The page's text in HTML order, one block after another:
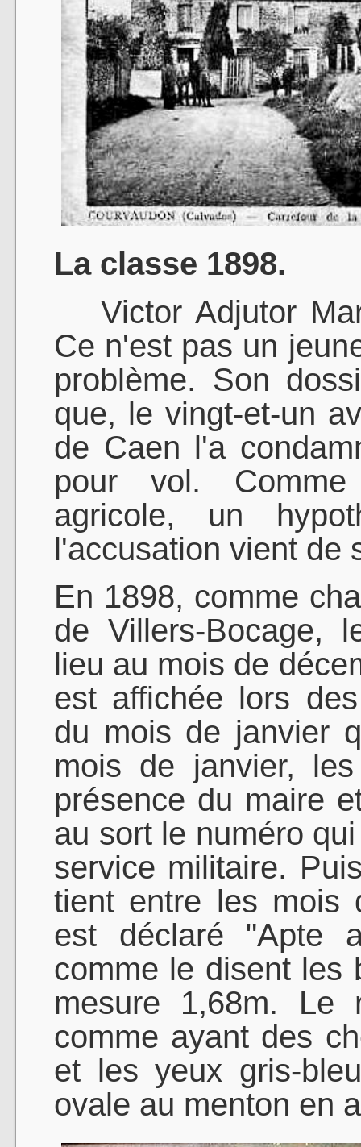
La classe 1898.
Victor Adjutor
Ce n'est pas un
problème. Son
que, le vingt-et-un
de Caen l'a
pour vol.
agricole, un
l'accusation vient de
En 1898, comme
de Villers-Bocage,
lieu au mois de
est affichée lors
du mois de janvier
mois de janvier,
présence du maire
au sort le numéro
service militaire.
tient entre les mois
est déclaré "Apte
comme le disent les
mesure 1,68m. Le
comme ayant des
et les yeux gris-
ovale au menton en